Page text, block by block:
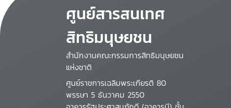
ศูนย์สารสนเทศ
สิทธิมนุษยชน
สำนักงานคณะกรรมการสิทธิมนุษยชน
แห่งชาติ
ศูนย์ราชการเฉลิมพระเกียรติ 80
พรรษา 5 ธันวาคม 2550